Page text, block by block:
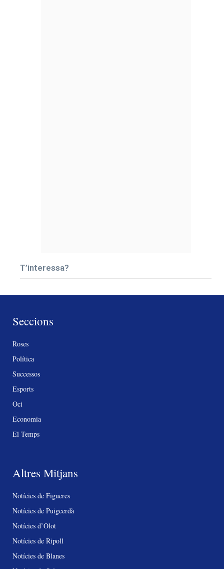
T’interessa?
Seccions
Roses
Política
Successos
Esports
Oci
Economia
El Temps
Altres Mitjans
Notícies de Figueres
Notícies de Puigcerdà
Notícies d’Olot
Notícies de Ripoll
Notícies de Blanes